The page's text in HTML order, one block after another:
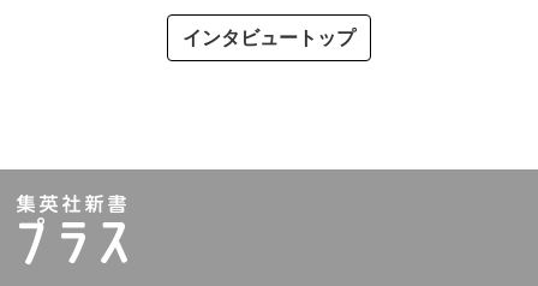
インタビュートップ